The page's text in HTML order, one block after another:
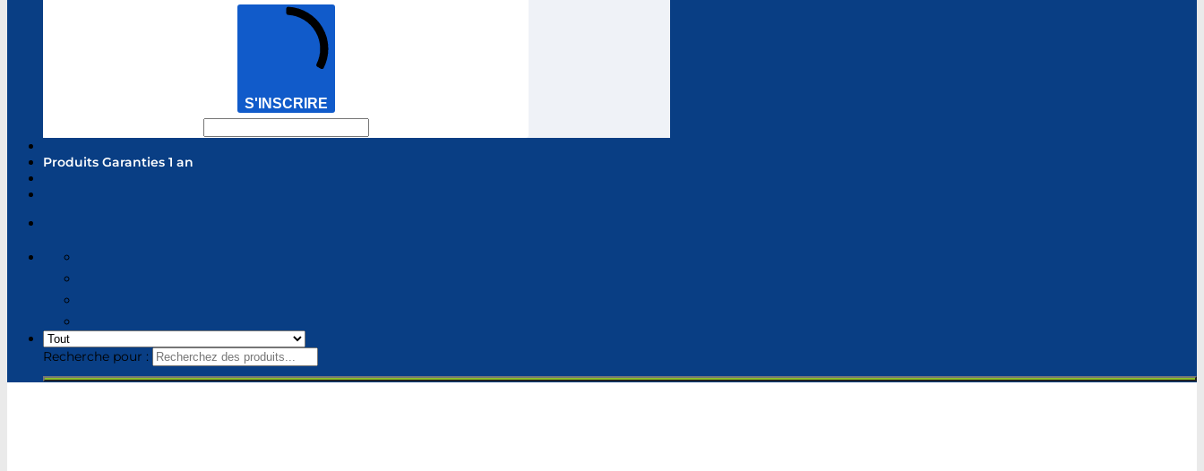
S'INSCRIRE
Produits Garanties 1 an
Recherche pour :